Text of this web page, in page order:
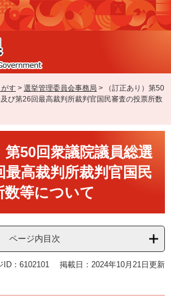
す > 選挙管理委員会事務局 >
（訂正あり）第50
び第26回最高裁判所裁判官国民審査の投票所数
第50回衆議院議員総選
最高裁判所裁判官国民
等について
ページ内目次
ID：6102101 掲載日：2024年10月21日更新